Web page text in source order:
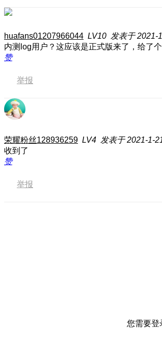
huafans01207966044 LV10 发表于 2021-
内测log用户？这应该是正式版来了，给了
赞
举报
荣耀粉丝128936259 LV4 发表于 2021-1-
收到了
赞
举报
您需要登